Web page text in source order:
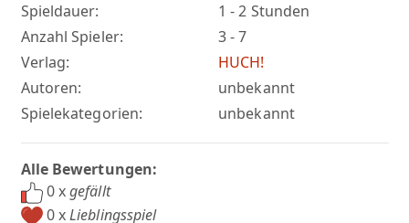
Spieldauer:
1 - 2 Stunden
Anzahl Spieler:
3 - 7
Verlag:
HUCH!
Autoren:
unbekannt
Spielekategorien:
unbekannt
Alle Bewertungen:
0 xgefällt
0 xLieblingsspiel